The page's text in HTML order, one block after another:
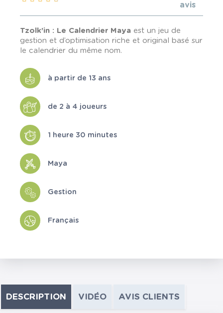
avis
Tzolk'in : Le Calendrier Maya est un jeu de
gestion et d’optimisation riche et original basé sur
le calendrier du même nom.
à partir de 13 ans
de 2 à 4 joueurs
1 heure 30 minutes
Maya
Gestion
Français
DESCRIPTION VIDÉO AVIS CLIENTS